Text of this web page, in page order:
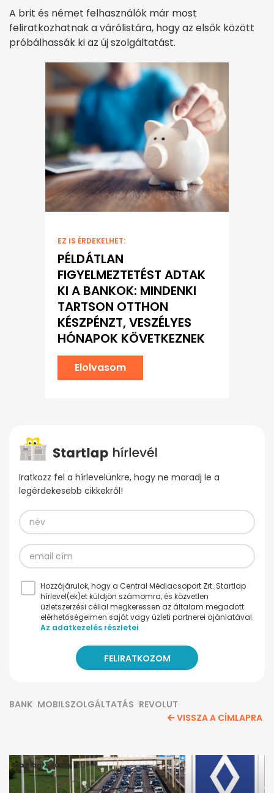
A brit és német felhasználók már most
feliratkozhatnak a várólistára, hogy az elsők között
próbálhassák ki az új szolgáltatást.
EZ IS ÉRDEKELHET:
PÉLDÁTLAN
FIGYELMEZTETÉST ADTAK
KI A BANKOK: MINDENKI
TARTSON OTTHON
KÉSZPÉNZT, VESZÉLYES
HÓNAPOK KÖVETKEZNEK
Elolvasom
Iratkozz fel a hírlevelünkre, hogy ne maradj le a
legérdekesebb cikkekről!
Hozzájárulok, hogy a Central Médiacsoport Zrt. Startlap
hírlevel(ek)et küldjön számomra, és közvetlen
üzletszerzési céllal megkeressen az általam megadott
elérhetőségeimen saját vagy üzleti partnerei ajánlatával.
Az adatkezelés részletei
BANK MOBILSZOLGÁLTATÁS REVOLUT
VISSZA A CÍMLAPRA